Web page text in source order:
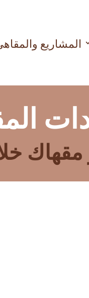
المشاريع
خلال 60